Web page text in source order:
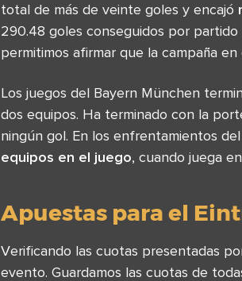
total de más de veinte goles y encajó
290.48 goles conseguidos por partido
permitimos afirmar que la campaña
Los juegos del Bayern München
dos equipos. Ha terminado con la
ningún gol. En los enfrentamientos
equipos en el juego, cuando juega
Apuestas para el
Verificando las cuotas presentadas
evento. Guardamos las cuotas de